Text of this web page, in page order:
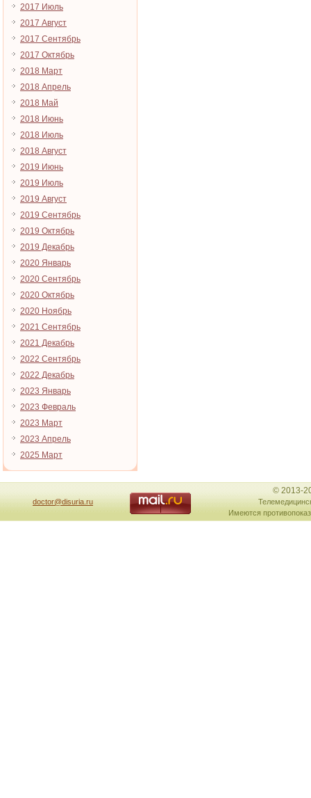
2017 Июль
2017 Август
2017 Сентябрь
2017 Октябрь
2018 Март
2018 Апрель
2018 Май
2018 Июнь
2018 Июль
2018 Август
2019 Июнь
2019 Июль
2019 Август
2019 Сентябрь
2019 Октябрь
2019 Декабрь
2020 Январь
2020 Сентябрь
2020 Октябрь
2020 Ноябрь
2021 Сентябрь
2021 Декабрь
2022 Сентябрь
2022 Декабрь
2023 Январь
2023 Февраль
2023 Март
2023 Апрель
2025 Март
doctor@disuria.ru
© 2013-
Имеются